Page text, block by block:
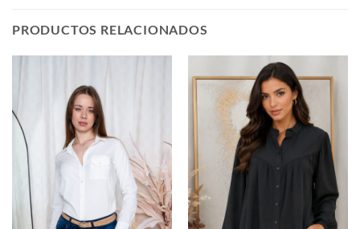
PRODUCTOS RELACIONADOS